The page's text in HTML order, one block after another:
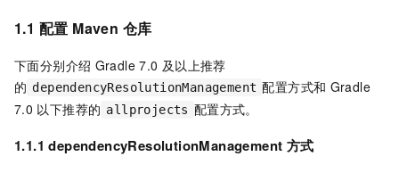
1.1 配置 Maven 仓库
下面分别介绍 Gradle 7.0 及以上推荐
的 dependencyResolutionManagement 配置方式和 Gradle
7.0 以下推荐的 allprojects 配置方式。
1.1.1 dependencyResolutionManagement 方式